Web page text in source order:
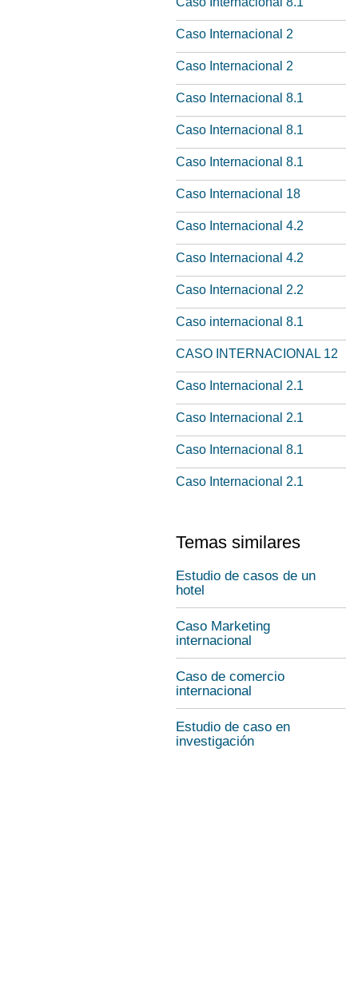
Caso Internacional 2
Caso Internacional 2
Caso Internacional 8.1
Caso Internacional 8.1
Caso Internacional 8.1
Caso Internacional 18
Caso Internacional 4.2
Caso Internacional 4.2
Caso Internacional 2.2
Caso internacional 8.1
CASO INTERNACIONAL 12
Caso Internacional 2.1
Caso Internacional 2.1
Caso Internacional 8.1
Caso Internacional 2.1
Temas similares
Estudio de casos de un
hotel
Caso Marketing
internacional
Caso de comercio
internacional
Estudio de caso en
investigación